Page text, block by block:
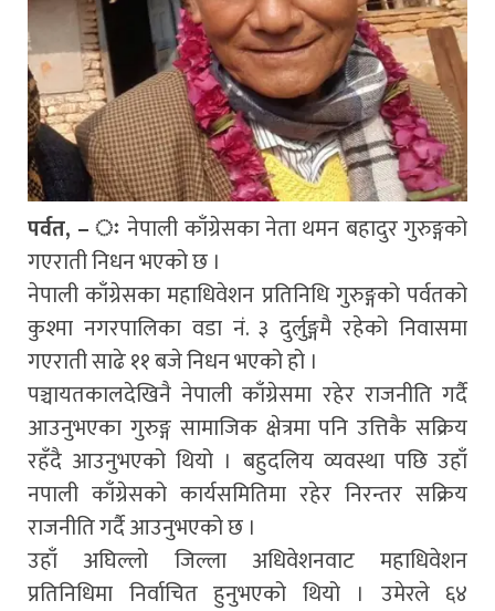
पर्वत, – ः नेपाली काँग्रेसका नेता थमन बहादुर गुरुङ्गको
गएराती निधन भएको छ ।
नेपाली काँग्रेसका महाधिवेशन प्रतिनिधि गुरुङ्गको पर्वतको
कुश्मा नगरपालिका वडा नं. ३ दुर्लुङ्गमै रहेको निवासमा
गएराती साढे ११ बजे निधन भएको हो ।
पञ्चायतकालदेखिनै नेपाली काँग्रेसमा रहेर राजनीति गर्दै
आउनुभएका गुरुङ्ग सामाजिक क्षेत्रमा पनि उत्तिकै सक्रिय
रहँदै आउनुभएको थियो । बहुदलिय व्यवस्था पछि उहाँ
नपाली काँग्रेसको कार्यसमितिमा रहेर निरन्तर सक्रिय
राजनीति गर्दै आउनुभएको छ ।
उहाँ अघिल्लो जिल्ला अधिवेशनवाट महाधिवेशन
प्रतिनिधिमा निर्वाचित हुनुभएको थियो । उमेरले ६४